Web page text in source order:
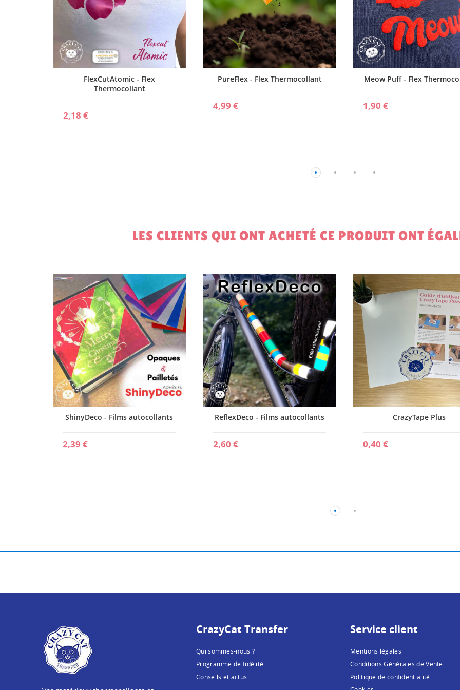
FlexCutAtomic - Flex
Thermocollant
2,18 €
PureFlex - Flex Thermocollant
4,99 €
Meow Puff - Flex
1,90 €
LES CLIENTS QUI ONT ACHETÉ CE PRODUIT ONT
ShinyDeco - Films autocollants
2,39 €
ReflexDeco - Films autocollants
2,60 €
CrazyTape Plus
0,40 €
CrazyCat Transfer
Qui sommes-nous ?
Programme de fidélité
Conseils et actus
Service client
Mentions légales
Conditions Générales de Vente
Politique de confidentialité